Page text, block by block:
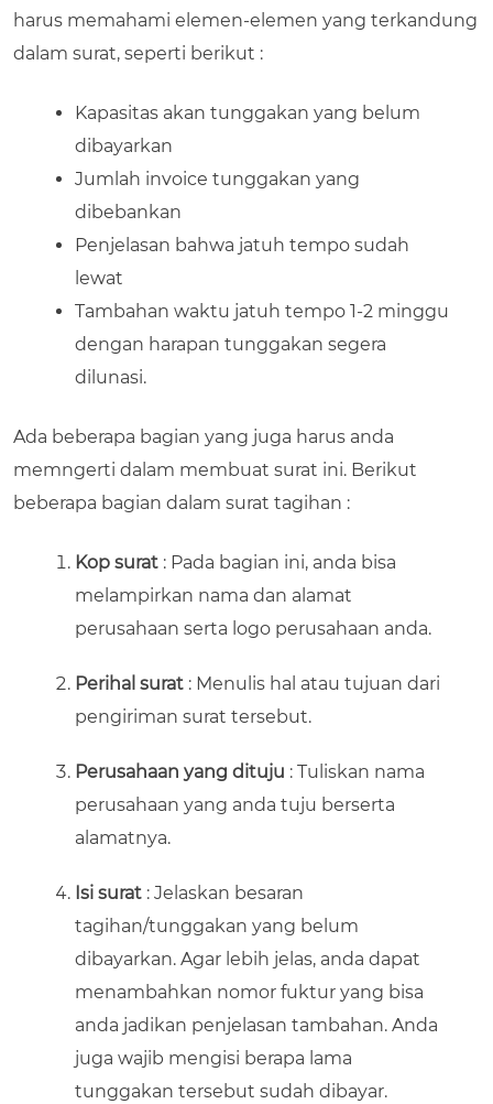
harus memahami elemen-elemen yang terkandung
dalam surat, seperti berikut :
Kapasitas akan tunggakan yang belum
dibayarkan
Jumlah invoice tunggakan yang
dibebankan
Penjelasan bahwa jatuh tempo sudah
lewat
Tambahan waktu jatuh tempo 1-2 minggu
dengan harapan tunggakan segera
dilunasi.
Ada beberapa bagian yang juga harus anda
memngerti dalam membuat surat ini. Berikut
beberapa bagian dalam surat tagihan :
Kop surat : Pada bagian ini, anda bisa
melampirkan nama dan alamat
perusahaan serta logo perusahaan anda.
Perihal surat : Menulis hal atau tujuan dari
pengiriman surat tersebut.
Perusahaan yang dituju : Tuliskan nama
perusahaan yang anda tuju berserta
alamatnya.
Isi surat : Jelaskan besaran
tagihan/tunggakan yang belum
dibayarkan. Agar lebih jelas, anda dapat
menambahkan nomor fuktur yang bisa
anda jadikan penjelasan tambahan. Anda
juga wajib mengisi berapa lama
tunggakan tersebut sudah dibayar.